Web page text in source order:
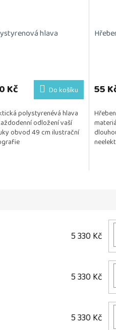
hlava
Kč Do košíku
polystyrenévá hlava
odložení vaší
obvod 49 cm ilustrační
55
5 330 Kč
5 330 Kč
5 330 Kč